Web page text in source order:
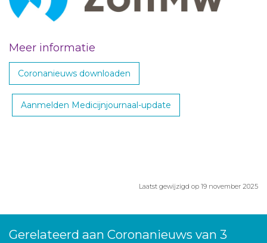
Meer informatie
Coronanieuws downloaden
Aanmelden Medicijnjournaal-update
Laatst gewijzigd op 19 november 2025
Gerelateerd aan Coronanieuws van 3